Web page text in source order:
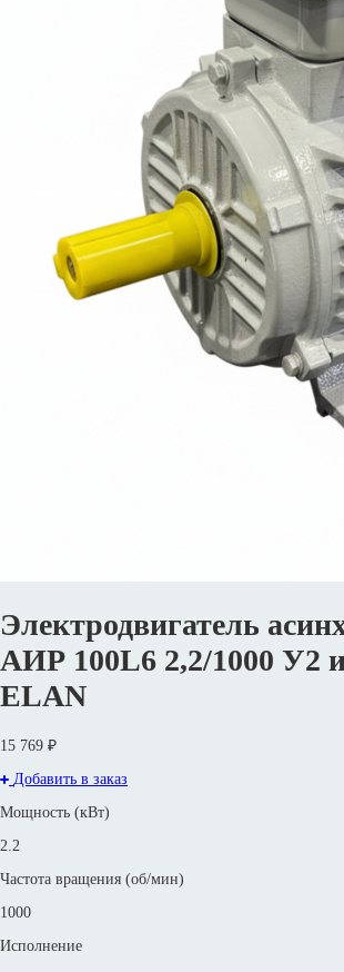
Электродвигатель
АИР 100L6 2,2/1000 У2
ELAN
15 769 ₽
Добавить в заказ
Мощность (кВт)
2.2
Частота вращения (об/мин)
1000
Исполнение